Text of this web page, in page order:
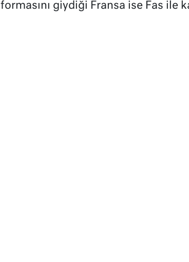
formasını giydiği Fransa ise Fas ile